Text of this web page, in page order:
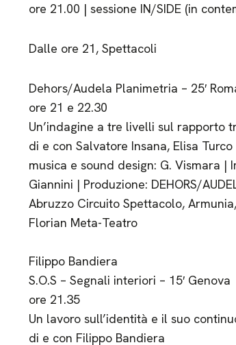
ore 21.00 | sessione IN/SIDE (in
Dalle ore 21, Spettacoli
Dehors/Audela Planimetria – 25′
ore 21 e 22.30
Un’indagine a tre livelli sul rapporto
di e con Salvatore Insana, Elisa
musica e sound design: G. Vismara |
Giannini | Produzione: DEHORS/
Abruzzo Circuito Spettacolo,
Florian Meta-Teatro
Filippo Bandiera
S.O.S – Segnali interiori – 15′ Genova
ore 21.35
Un lavoro sull’identità e il suo
di e con Filippo Bandiera